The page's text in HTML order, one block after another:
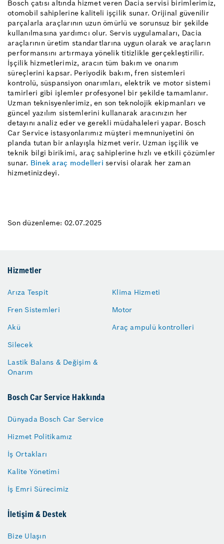
Bosch çatısı altında hizmet veren Dacia servisi birimlerimiz,
otomobil sahiplerine kaliteli işçilik sunar. Orijinal güvenilir
parçalarla araçlarının uzun ömürlü ve sorunsuz bir şekilde
kullanılmasına yardımcı olur. Servis uygulamaları, Dacia
araçlarının üretim standartlarına uygun olarak ve araçların
performansını artırmaya yönelik titizlikle gerçekleştirilir.
İşçilik hizmetlerimiz, aracın tüm bakım ve onarım
süreçlerini kapsar. Periyodik bakım, fren sistemleri
kontrolü, süspansiyon onarımları, elektrik ve motor sistemi
tamirleri gibi işlemler profesyonel bir şekilde tamamlanır.
Uzman teknisyenlerimiz, en son teknolojik ekipmanları ve
güncel yazılım sistemlerini kullanarak aracınızın her
detayını analiz eder ve gerekli müdahaleleri yapar. Bosch
Car Service istasyonlarımız müşteri memnuniyetini ön
planda tutan bir anlayışla hizmet verir. Uzman işçilik ve
teknik bilgi birikimi, araç sahiplerine hızlı ve etkili çözümler
sunar. Binek araç modelleri servisi olarak her zaman
hizmetinizdeyi.
Son düzenleme: 02.07.2025
Hizmetler
Arıza Tespit
Fren Sistemleri
Akü
Silecek
Lastik Balans & Değişim &
Onarım
Klima Hizmeti
Motor
Araç ampulü kontrolleri
Bosch Car Service Hakkında
Dünyada Bosch Car Service
Hizmet Politikamız
İş Ortakları
Kalite Yönetimi
İş Emri Sürecimiz
İletişim & Destek
Bize Ulaşın